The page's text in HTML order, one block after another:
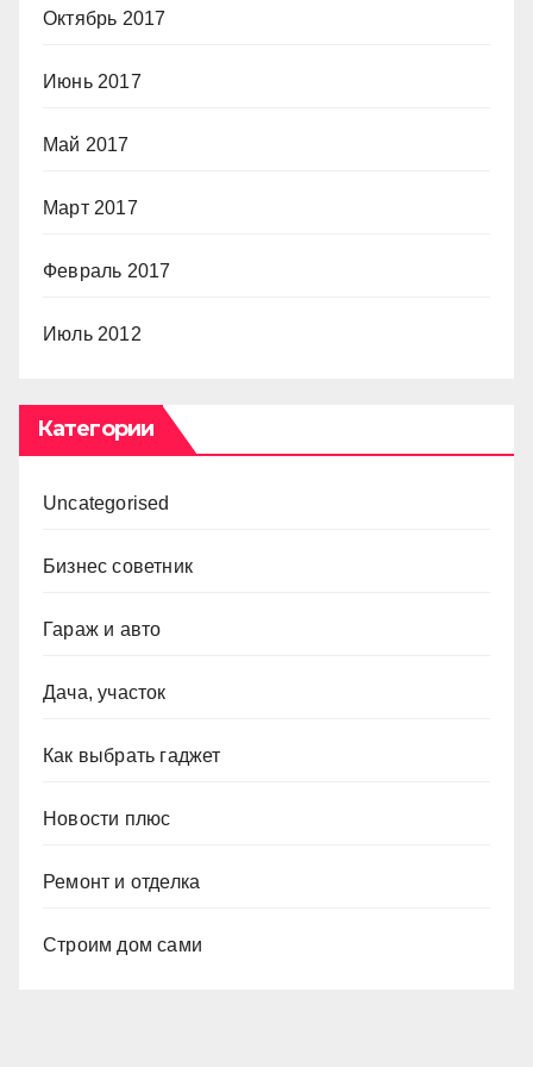
Октябрь 2017
Июнь 2017
Май 2017
Март 2017
Февраль 2017
Июль 2012
Категории
Uncategorised
Бизнес советник
Гараж и авто
Дача, участок
Как выбрать гаджет
Новости плюс
Ремонт и отделка
Строим дом сами